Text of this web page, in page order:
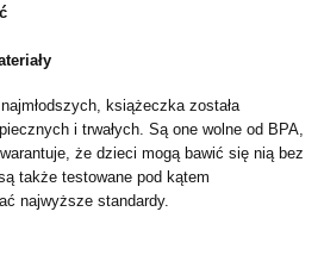
książeczka została
i trwałych. Są one wolne od BPA,
że dzieci mogą bawić się nią bez
także testowane pod kątem
najwyższe standardy.